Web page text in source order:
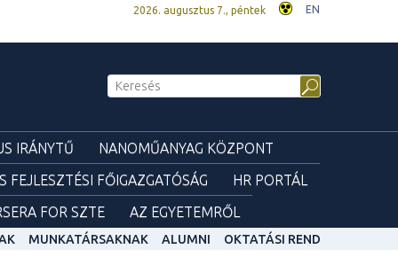
2026. augusztus 7., péntek EN
IRÁNYTŰ
NANOMŰANYAG KÖZPONT
FEJLESZTÉSI FŐIGAZGATÓSÁG
HR PORTÁL
FOR SZTE AZ EGYETEMRŐL
MUNKATÁRSAKNAK ALUMNI OKTATÁSI REND